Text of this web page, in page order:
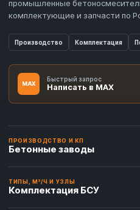
промышленные
комплектующие и запчасти по
Производство Комплектация
MAX
Быстрый запрос
Написать в MAX
ПРОИЗВОДСТВО И КП
Бетонные заводы
ТИПЫ, М³/Ч И УЗЛЫ
Комплектация БСУ